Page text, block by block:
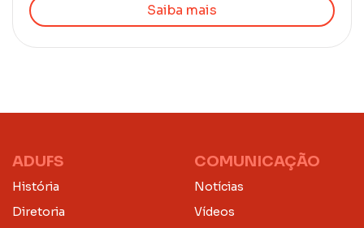
Saiba mais
ADUFS
História
Diretoria
COMUNICAÇÃO
Notícias
Vídeos